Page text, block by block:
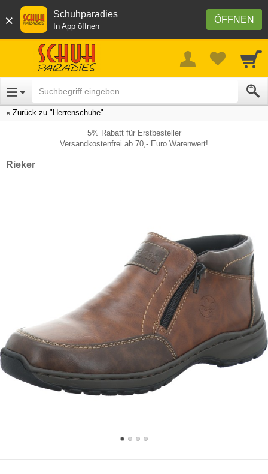
× ÖFFNEN
Schuhparadies
In App öffnen
Zurück zu "Herrenschuhe"
5% Rabatt für Erstbesteller
Versandkostenfrei ab 70,- Euro Warenwert!
Rieker